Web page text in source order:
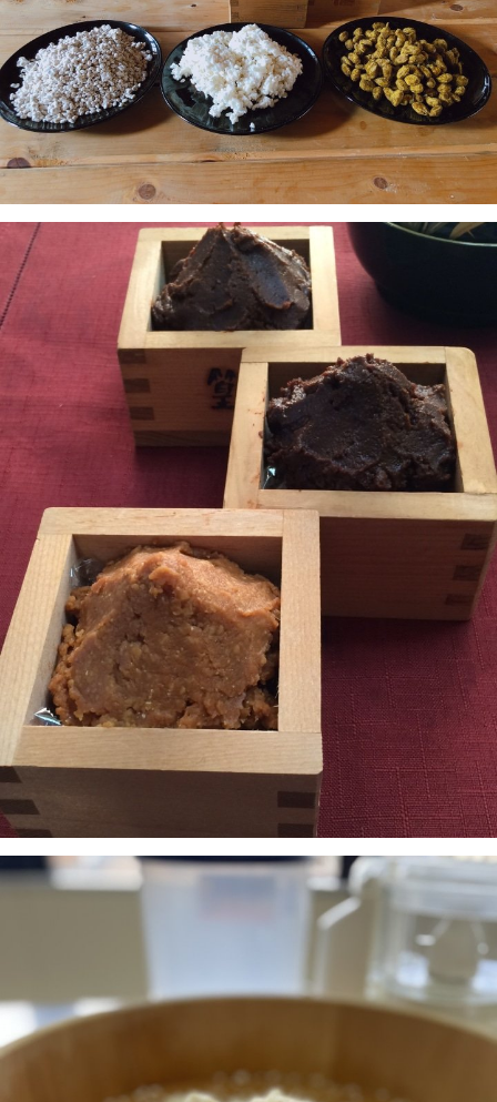
SNS上發布體驗影片的人 ③ 能夠配合簡單的網路
調查的人 ◆申請截止日期 直到每個試用計畫前 3
天 *如果申請者較多，將抽籤。 請儘早申請。 ◆
申請方法 請在下面申請。
https://forms.gle/Xtq7uvwZYkDRhHYz9 ◆聯
絡方式 虛幻的杉田梅林：充滿活力的復原「梅街
杉田」執行委員會秘書處 電子郵件：
sugita.umematsuri@gmail.com ◆相關網址
官方Instagram：
https://www.instagram.com/sugita.plum.gr
oves/ 官方網站（英文）：
https://shunsaika.yokohama/en/